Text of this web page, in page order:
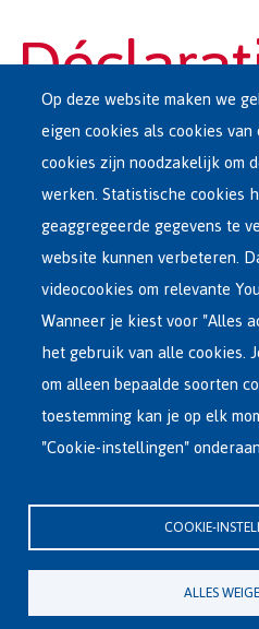
salaire
Name
E-mail
National Number (R.R. N°)
Op deze website maken we
eigen cookies als cookies
cookies zijn noodzakelijk om
werken. Statistische cookies
geaggregeerde gegevens te
website kunnen verbeteren.
videocookies om relevante
Wanneer je kiest voor "Alles
het gebruik van alle cookies.
om alleen bepaalde soorten
toestemming kan je op elk
"Cookie-instellingen"
COOKIE-
ALLES